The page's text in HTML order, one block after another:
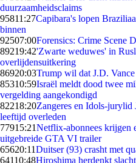
duurzaamheidsclaims
95811:27Capibara's lopen
binnen
92507:00Forensics: Crime Scene
89219:42'Zwarte weduwes' in
overlijdensuitkering
86920:03Trump wil dat J.D.
85310:59Israël meldt dood twee
vergelding aangekondigd
82218:20Zangeres en Idols-jurylid
leeftijd overleden
77915:21Netflix-abonnees krijgen
uitgebreide GTA VI trailer
65620:11Duitser (93) crasht met
64110:48Hiroshima herdenkt